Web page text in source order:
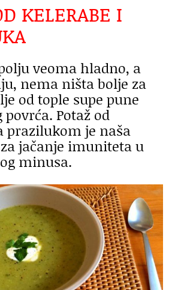
KELERABE I
veoma hladno, a
nema ništa bolje za
od tople supe pune
Potaž od
prazilukom je naša
jačanje imuniteta u
minusa.